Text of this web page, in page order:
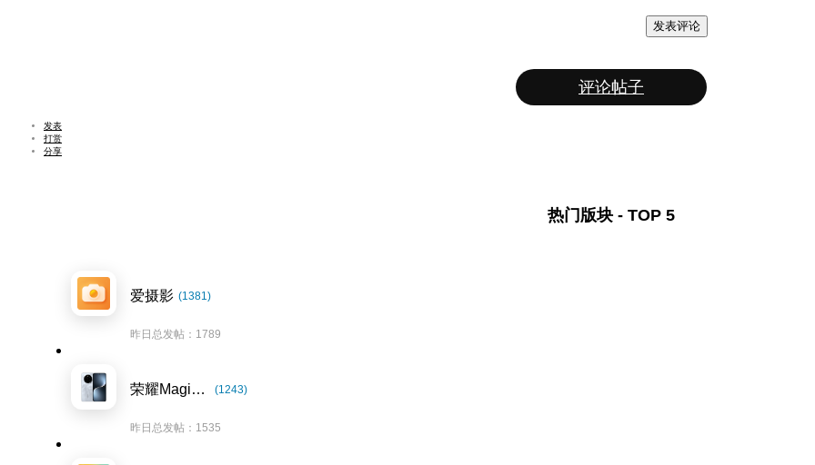
发表评论
评论帖子
发表
打赏
分享
热门版块 - TOP 5
爱摄影 (1381)
昨日总发帖：1789
荣耀Magic7系列 (1243)
昨日总发帖：1535